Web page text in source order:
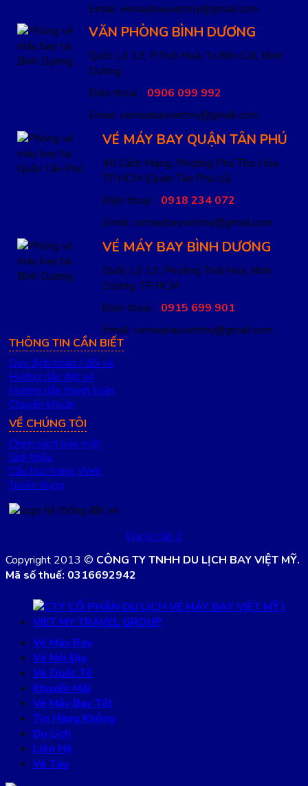
Email: vemaybayvietmy@gmail.com
VĂN PHÒNG BÌNH DƯƠNG
Quốc Lộ 13, P.Thới Hoà, Tx.Bến Cát, Bình
Dương
Điện thoại : 0906 099 992
Email: vemaybayvietmy@gmail.com
VÉ MÁY BAY QUẬN TÂN PHÚ
48 Cách Mạng, Phường Phú Thọ Hòa,
TP.HCM (Quận Tân Phú cũ)
Điện thoại : 0918 234 072
Email: vemaybayvietmy@gmail.com
VÉ MÁY BAY BÌNH DƯƠNG
Quốc Lộ 13, Phường Thới Hoà, Bình
Dương, TP.HCM
Điện thoại : 0915 699 901
Email: vemaybayvietmy@gmail.com
THÔNG TIN CẦN BIẾT
Quy định hoàn / đổi vé
Hướng dẫn đặt vé
Hướng dẫn thanh toán
Chuyển khoản
VỀ CHÚNG TÔI
Chính sách bảo mật
Giới thiệu
Cấu trúc trang Web
Tuyển dụng
Đại lý cấp 2
Copyright 2013 © CÔNG TY TNHH DU LỊCH BAY VIỆT MỸ.
Mã số thuế: 0316692942
Vé Máy Bay
Vé Nội Địa
Vé Quốc Tế
Khuyến Mãi
Vé Máy Bay Tết
Tin Hàng Không
Du Lịch
Liên Hệ
Vé Tàu